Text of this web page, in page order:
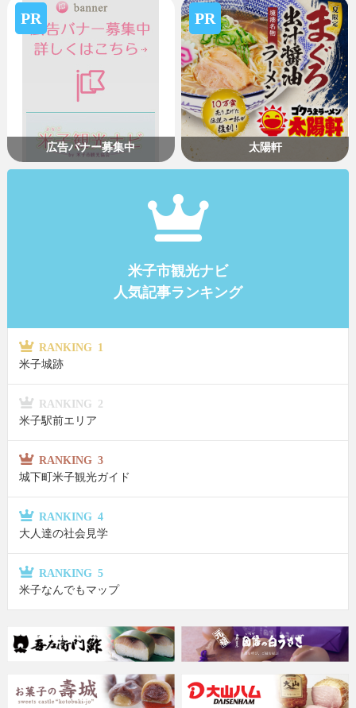
PR
広告バナー募集中
PR
太陽軒
米子市観光ナビ
人気記事ランキング
RANKING 1
米子城跡
RANKING 2
米子駅前エリア
RANKING 3
城下町米子観光ガイド
RANKING 4
大人達の社会見学
RANKING 5
米子なんでもマップ